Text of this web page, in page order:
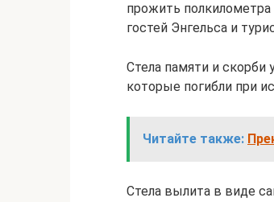
прожить
гостей Энгельса и
Стела памяти и скорби
которые погибли при
Читайте также:
Стела вылита в виде